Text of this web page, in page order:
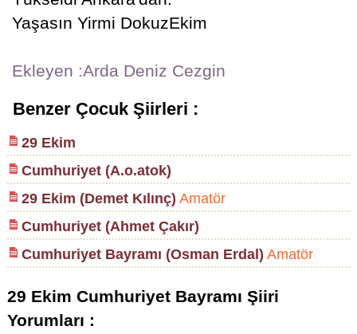
Yaşasın Yirmi DokuzEkim
Ekleyen :Arda Deniz Cezgin
Benzer Çocuk Şiirleri :
29 Ekim
Cumhuriyet (A.o.atok)
29 Ekim (Demet Kılınç) Amatör
Cumhuriyet (Ahmet Çakır)
Cumhuriyet Bayramı (Osman Erdal) Amatör
29 Ekim Cumhuriyet Bayramı Şiiri
Yorumları :